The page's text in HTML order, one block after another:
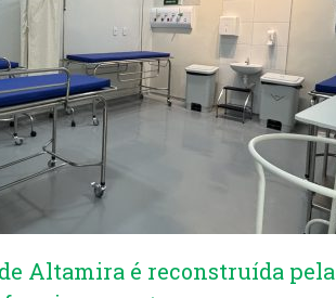
Altamira é reconstruída pela